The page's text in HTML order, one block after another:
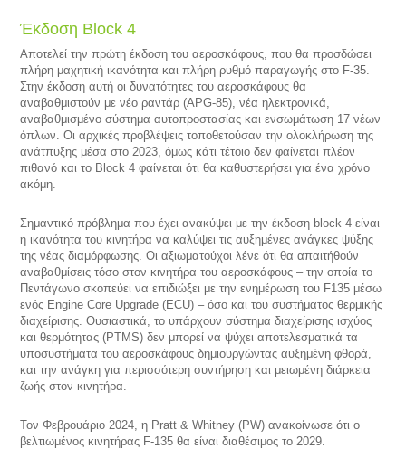
Έκδοση Block 4
Αποτελεί την πρώτη έκδοση του αεροσκάφους, που θα προσδώσει
πλήρη μαχητική ικανότητα και πλήρη ρυθμό παραγωγής στο F-35.
Στην έκδοση αυτή οι δυνατότητες του αεροσκάφους θα
αναβαθμιστούν με νέο ραντάρ (APG-85), νέα ηλεκτρονικά,
αναβαθμισμένο σύστημα αυτοπροστασίας και ενσωμάτωση 17 νέων
όπλων. Οι αρχικές προβλέψεις τοποθετούσαν την ολοκλήρωση της
ανάτπυξης μέσα στο 2023, όμως κάτι τέτοιο δεν φαίνεται πλέον
πιθανό και το Block 4 φαίνεται ότι θα καθυστερήσει για ένα χρόνο
ακόμη.
Σημαντικό πρόβλημα που έχει ανακύψει με την έκδοση block 4 είναι
η ικανότητα του κινητήρα να καλύψει τις αυξημένες ανάγκες ψύξης
της νέας διαμόρφωσης. Οι αξιωματούχοι λένε ότι θα απαιτήθούν
αναβαθμίσεις τόσο στον κινητήρα του αεροσκάφους – την οποία το
Πεντάγωνο σκοπεύει να επιδιώξει με την ενημέρωση του F135 μέσω
ενός Engine Core Upgrade (ECU) – όσο και του συστήματος θερμικής
διαχείρισης. Ουσιαστικά, το υπάρχουν σύστημα διαχείρισης ισχύος
και θερμότητας (PTMS) δεν μπορεί να ψύχει αποτελεσματικά τα
υποσυστήματα του αεροσκάφους δημιουργώντας αυξημένη φθορά,
και την ανάγκη για περισσότερη συντήρηση και μειωμένη διάρκεια
ζωής στον κινητήρα.
Τον Φεβρουάριο 2024, η Pratt & Whitney (PW) ανακοίνωσε ότι ο
βελτιωμένος κινητήρας F-135 θα είναι διαθέσιμος το 2029.